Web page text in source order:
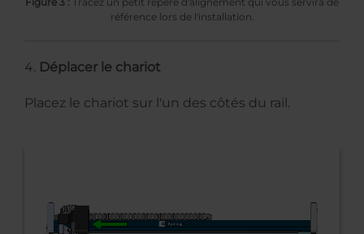
référence lors de l'installation.
Déplacer le chariot
Placez le chariot sur l'un des côtés du rail.